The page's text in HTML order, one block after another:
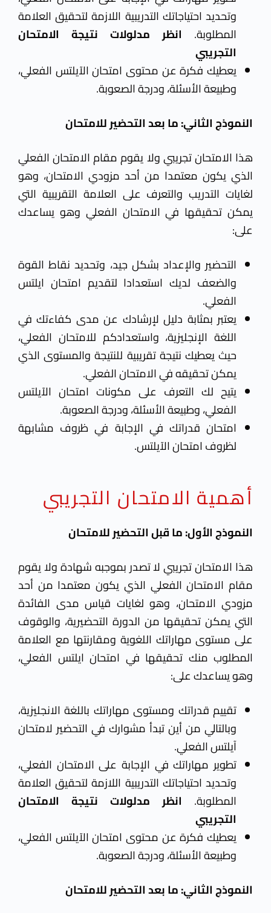
وتحديد احتياجاتك التدريبية اللازمة لتحقيق العلامة
المطلوبة. انظر مدلولات نتيجة الامتحان
التجريبي
يعطيك فكرة عن محتوى امتحان الآيلتس الفعلي،
وطبيعة الأسئلة، ودرجة الصعوبة.
النموذج الثاني: ما بعد التحضير للامتحان
هذا الامتحان تجريبي ولا يقوم مقام الامتحان الفعلي
الذي يكون معتمدا من أحد مزودي الامتحان، وهو
لغايات التدريب والتعرف على العلامة التقريبية التي
يمكن تحقيقها في الامتحان الفعلي وهو يساعدك
على:
التحضير والإعداد بشكل جيد، وتحديد نقاط القوة
والضعف لديك استعدادا لتقديم امتحان ايلتس
الفعلي.
يعتبر بمثابة دليل لإرشادك عن مدى كفاءتك في
اللغة الإنجليزية، واستعدادكم للامتحان الفعلي،
حيث يعطيك نتيجة تقريبية للنتيجة والمستوى الذي
يمكن تحقيقه في الامتحان الفعلي.
يتيح لك التعرف على مكونات امتحان الآيلتس
الفعلي، وطبيعة الأسئلة، ودرجة الصعوبة.
امتحان قدراتك في الإجابة في ظروف مشابهة
لظروف امتحان الآيلتس.
أهمية الامتحان التجريبي
النموذج الأول: ما قبل التحضير للامتحان
هذا الامتحان تجريبي لا تصدر بموجبه شهادة ولا يقوم
مقام الامتحان الفعلي الذي يكون معتمدا من أحد
مزودي الامتحان، وهو لغايات قياس مدى الفائدة
التي يمكن تحقيقها من الدورة التحضيرية، والوقوف
على مستوى مهاراتك اللغوية ومقارنتها مع العلامة
المطلوب منك تحقيقها في امتحان ايلتس الفعلي،
وهو يساعدك على:
تقييم قدراتك ومستوى مهاراتك باللغة الانجليزية،
وبالتالي من أين تبدأ مشوارك في التحضير لامتحان
آيلتس الفعلي.
تطوير مهاراتك في الإجابة على الامتحان الفعلي،
وتحديد احتياجاتك التدريبية اللازمة لتحقيق العلامة
المطلوبة. انظر مدلولات نتيجة الامتحان
التجريبي
يعطيك فكرة عن محتوى امتحان الآيلتس الفعلي،
وطبيعة الأسئلة، ودرجة الصعوبة.
النموذج الثاني: ما بعد التحضير للامتحان